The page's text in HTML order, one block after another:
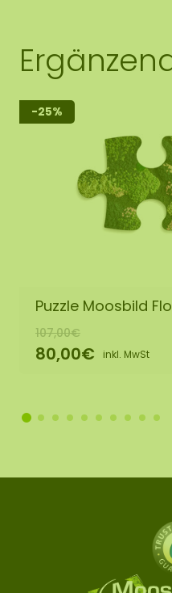
-25%
Puzzle Moosbild
107,00€
80,00€ inkl. MwSt